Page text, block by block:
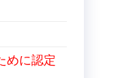
めに認定